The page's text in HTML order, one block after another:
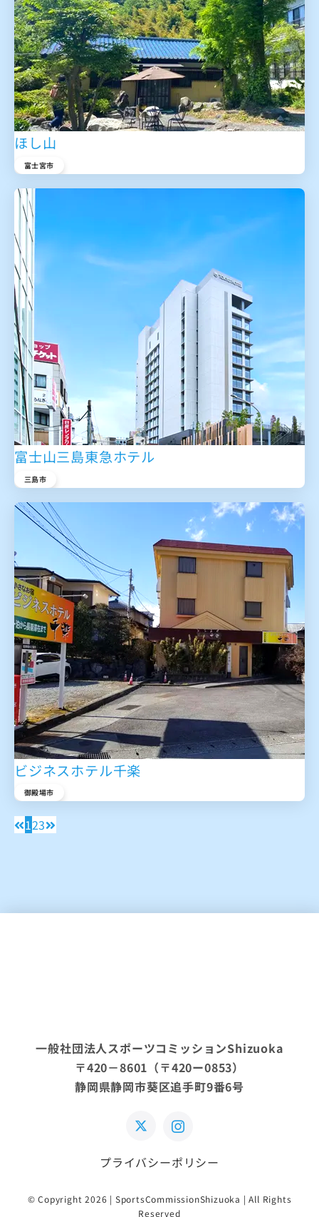
ほし山
富士宮市
富士山三島東急ホテル
三島市
ビジネスホテル千楽
御殿場市
123
一般社団法人スポーツコミッションShizuoka
〒420－8601（〒420ー0853）
静岡県静岡市葵区追手町9番6号
プライバシーポリシー
© Copyright 2026 | SportsCommissionShizuoka | All Rights
Reserved